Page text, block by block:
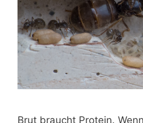
Brut braucht Protein.